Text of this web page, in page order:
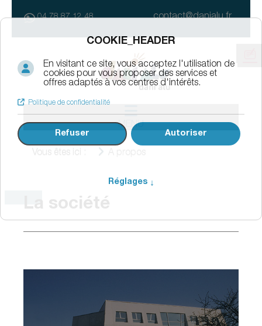
04 78 87 12 48 contact@danialu.fr
MENU
Vous êtes ici :
La société